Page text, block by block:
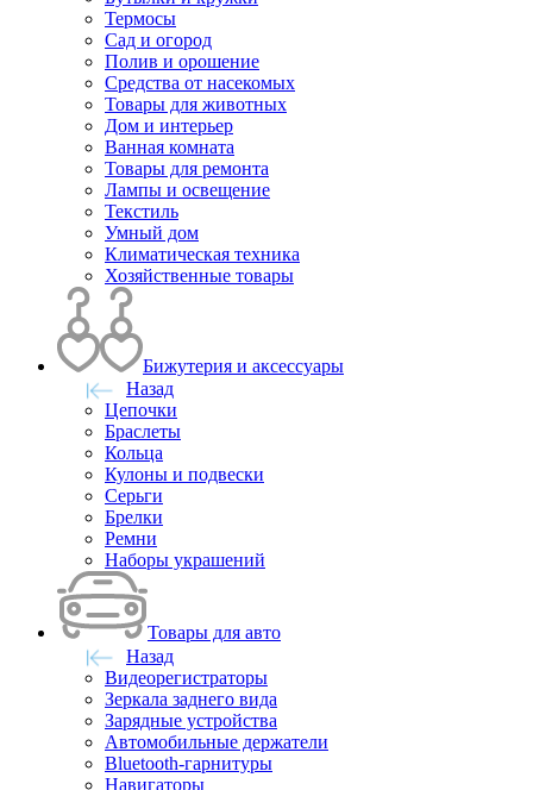
Термосы
Сад и огород
Полив и орошение
Средства от насекомых
Товары для животных
Дом и интерьер
Ванная комната
Товары для ремонта
Лампы и освещение
Текстиль
Умный дом
Климатическая техника
Хозяйственные товары
Бижутерия и аксессуары
Назад
Цепочки
Браслеты
Кольца
Кулоны и подвески
Серьги
Брелки
Ремни
Наборы украшений
Товары для авто
Назад
Видеорегистраторы
Зеркала заднего вида
Зарядные устройства
Автомобильные держатели
Bluetooth-гарнитуры
Навигаторы